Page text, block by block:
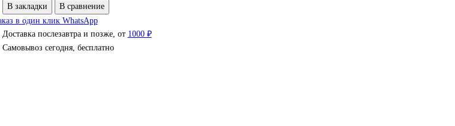
В закладки
В сравнение
Доставка послезавтра и позже, от 1000 ₽
Самовывоз сегодня, бесплатно